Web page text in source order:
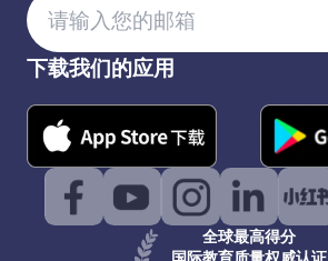
下载我们的应用
全球最高得分